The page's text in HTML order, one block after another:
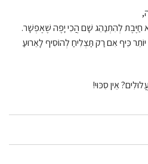
חַיֶּבֶת לְהִתְנַהֵג שָׁם הֲכִי יָפֶה שֶׁאֶפְשָׁר.
כֵּיף אִם רַק תַּצְלִיחַ לְהוֹסִיף לָאֵרוּעַ
אֵין סִכּוּי!